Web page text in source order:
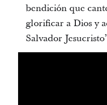
bendición que
glorificar a Dios y
Salvador